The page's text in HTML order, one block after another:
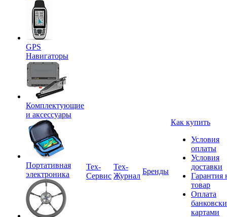
GPS
Навигаторы
Комплектующие
и аксессуары
Портативная
электроника
Tex-
Сервис
Тех-
Журнал
Бренды
Как купить
Условия
оплаты
Условия
доставки
Гарантия
товар
Оплата
картами